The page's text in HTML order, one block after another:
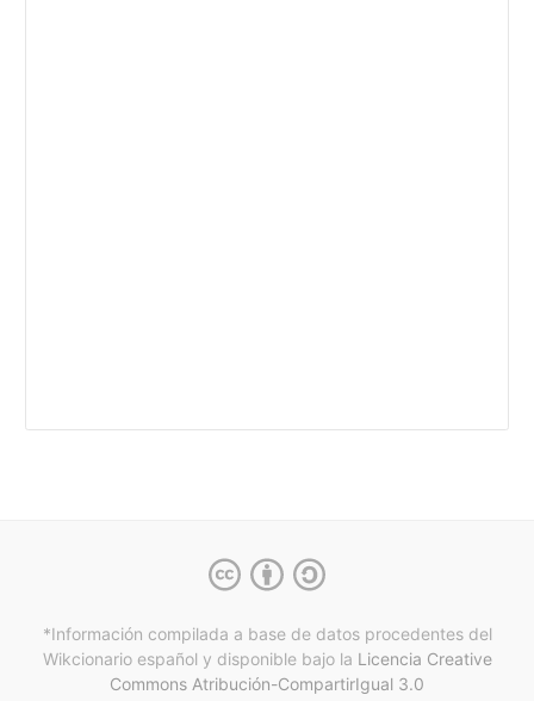
*Información compilada a base de datos procedentes del
Wikcionario español y disponible bajo la Licencia Creative
Commons Atribución-CompartirIgual 3.0